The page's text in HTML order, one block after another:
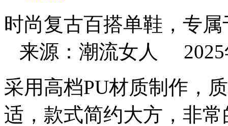
时尚复古百搭单鞋，专
来源：潮流女人 2025
采用高档PU材质制作，
适，款式简约大方，非